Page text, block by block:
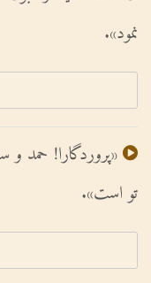
نمود».
«پروردگارا! حمد
تو است».